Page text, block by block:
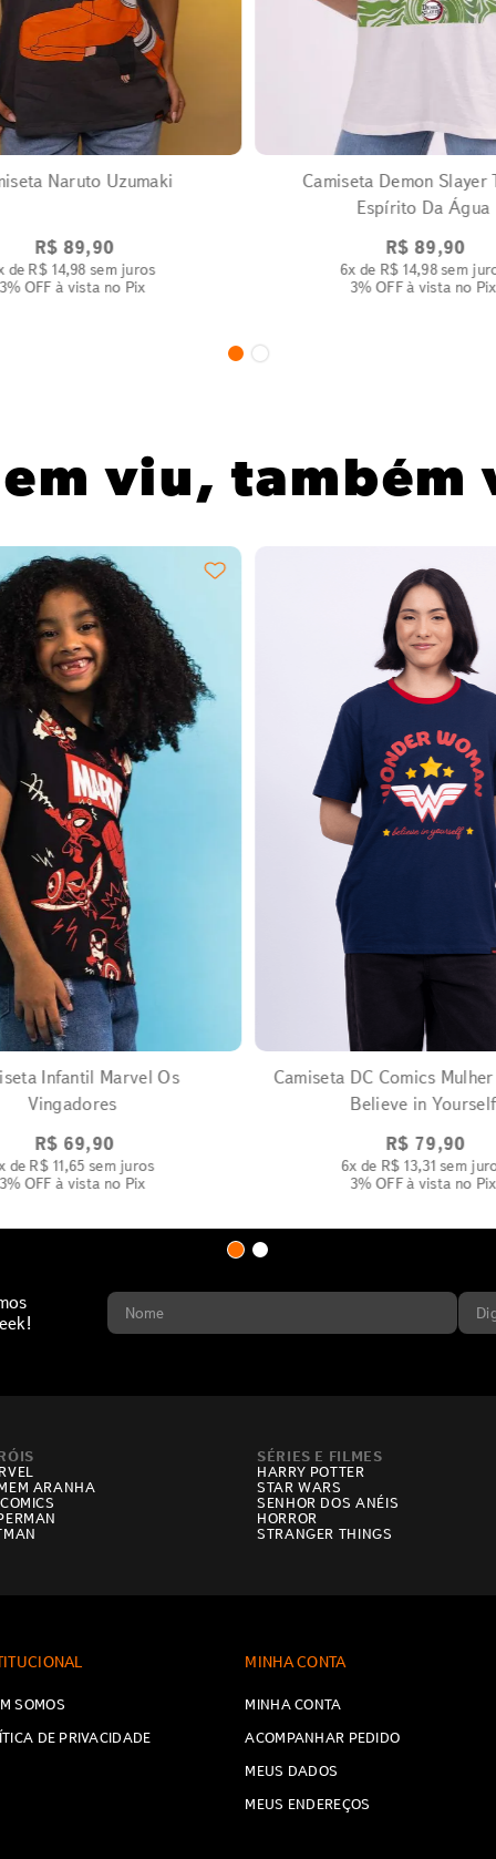
Naruto Uzumaki
R$ 89,90
de R$ 14,98 sem juros
OFFà vista no Pix
Camiseta Demon Slayer
Espírito Da Água
R$ 89,90
6x de R$ 14,98sem
3% OFFà vista no Pix
viu, também
EXPANDIR
Infantil Marvel Os
Vingadores
R$ 69,90
de R$ 11,65 sem juros
OFFà vista no Pix
EXPANDIR
Camiseta DC Comics
Believe in Yourself
R$ 79,90
6x de R$ 13,31 sem
3% OFFà vista no Pix
ARANHA
SÉRIES E FILMES
HARRY POTTER
STAR WARS
SENHOR DOS ANÉIS
HORROR
STRANGER THINGS
SOMOS
DE PRIVACIDADE
MINHA CONTA
MINHA CONTA
ACOMPANHAR PEDIDO
MEUS DADOS
MEUS ENDEREÇOS